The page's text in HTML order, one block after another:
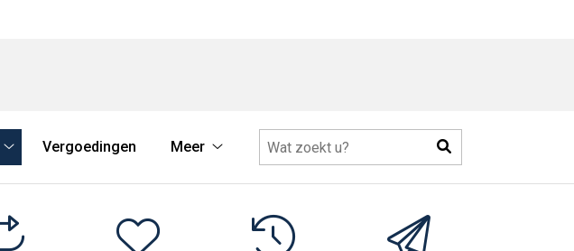
Medische
informatie
submenu
Vergoedingen
Meer
submenu
Zoeken